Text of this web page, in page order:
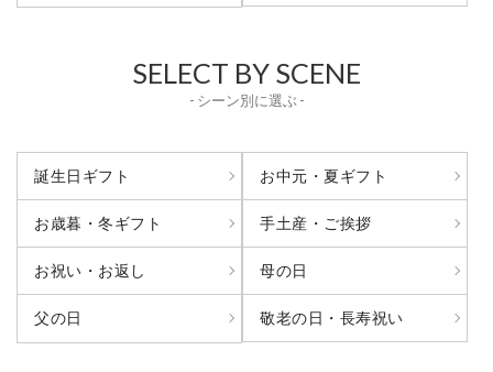
SELECT BY SCENE
- シーン別に選ぶ -
誕生日ギフト お中元・夏ギフト
お歳暮・冬ギフト 手土産・ご挨拶
お祝い・お返し 母の日
父の日 敬老の日・長寿祝い